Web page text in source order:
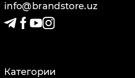
info@brandstore.uz
Категории